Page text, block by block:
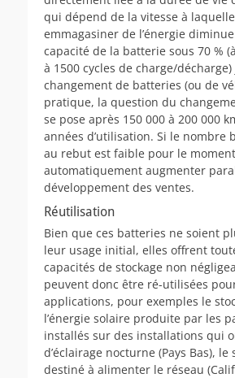
qui dépend de la vitesse à
emmagasiner de l’énergie
capacité de la batterie sous 70 %
à 1500 cycles de charge/
changement de batteries (ou de
pratique, la question du
se pose après 150 000 à 200 000
années d’utilisation. Si le nombre
au rebut est faible pour le
automatiquement augmenter
développement des ventes.
Réutilisation
Bien que ces batteries ne soient
leur usage initial, elles offrent
capacités de stockage non
peuvent donc être ré-utilisées
applications, pour exemples le
l’énergie solaire produite par les
installés sur des installations qui
d’éclairage nocturne (Pays Bas), le
destiné à alimenter le réseau